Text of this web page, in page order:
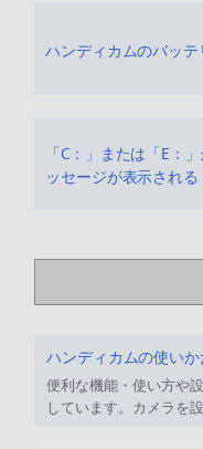
ハンディカムのバッテ
「C：」または「E：
ッセージが表示される
ハンディカムの使いか
便利な機能・使い方や
しています。カメラを